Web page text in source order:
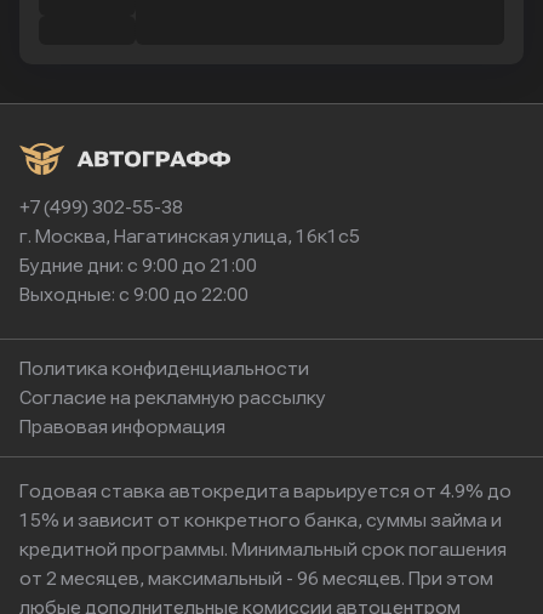
+7 (499) 302-55-38
г. Москва, Нагатинская улица, 16к1с5
Будние дни: с 9:00 до 21:00
Выходные: с 9:00 до 22:00
Политика конфиденциальности
Согласие на рекламную рассылку
Правовая информация
Годовая ставка автокредита варьируется от 4.9% до
15% и зависит от конкретного банка, суммы займа и
кредитной программы. Минимальный срок погашения
от 2 месяцев, максимальный - 96 месяцев. При этом
любые дополнительные комиссии автоцентром